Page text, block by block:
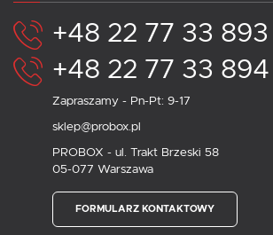
+48 22 77 33 893
+48 22 77 33 894
Zapraszamy - Pn-Pt: 9-17
sklep@probox.pl
PROBOX - ul. Trakt Brzeski 58
05-077 Warszawa
FORMULARZ KONTAKTOWY